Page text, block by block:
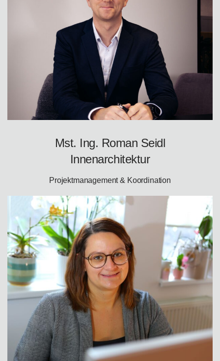
Mst. Ing. Roman Seidl
Innenarchitektur
Projektmanagement & Koordination